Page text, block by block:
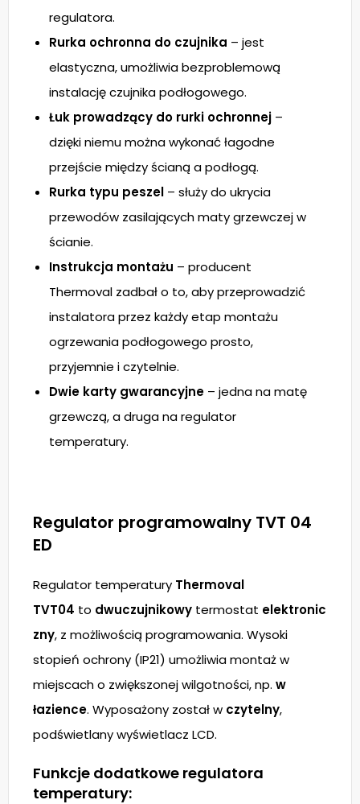
regulatora.
Rurka ochronna do czujnika – jest
elastyczna, umożliwia bezproblemową
instalację czujnika podłogowego.
Łuk prowadzący do rurki ochronnej –
dzięki niemu można wykonać łagodne
przejście między ścianą a podłogą.
Rurka typu peszel – służy do ukrycia
przewodów zasilających maty grzewczej w
ścianie.
Instrukcja montażu – producent
Thermoval zadbał o to, aby przeprowadzić
instalatora przez każdy etap montażu
ogrzewania podłogowego prosto,
przyjemnie i czytelnie.
Dwie karty gwarancyjne – jedna na matę
grzewczą, a druga na regulator
temperatury.
Regulator programowalny TVT 04
ED
Regulator temperatury Thermoval
TVT04 to dwuczujnikowy termostat elektronic
zny, z możliwością programowania. Wysoki
stopień ochrony (IP21) umożliwia montaż w
miejscach o zwiększonej wilgotności, np. w
łazience. Wyposażony został w czytelny,
podświetlany wyświetlacz LCD.
Funkcje dodatkowe regulatora
temperatury: